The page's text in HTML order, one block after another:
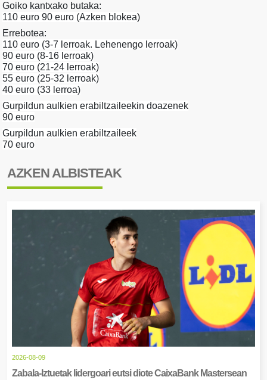
Goiko kantxako butaka:
110 euro 90 euro (Azken blokea)
Errebotea:
110 euro (3-7 lerroak. Lehenengo lerroak)
90 euro (8-16 lerroak)
70 euro (21-24 lerroak)
55 euro (25-32 lerroak)
40 euro (33 lerroa)
Gurpildun aulkien erabiltzaileekin doazenek
90 euro
Gurpildun aulkien erabiltzaileek
70 euro
AZKEN ALBISTEAK
2026-08-09
Zabala-Iztuetak lidergoari eutsi diote CaixaBank Mastersean